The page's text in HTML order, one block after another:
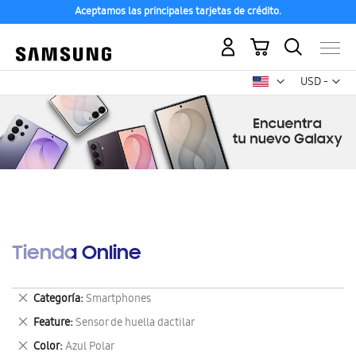
Aceptamos las principales tarjetas de crédito.
USD -
dólar
Mi carrito
Tienda Online
Categoría Smartphones
Eliminar
este
artículo
Feature Sensor de huella dactilar
Eliminar
este
Color Azul Polar
Eliminar